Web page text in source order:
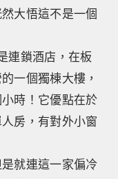
大悟這不是一個
連鎖酒店，在板
一個獨棟大樓，
時！它優點在於
房，有對外小窗
就連這一家偏冷